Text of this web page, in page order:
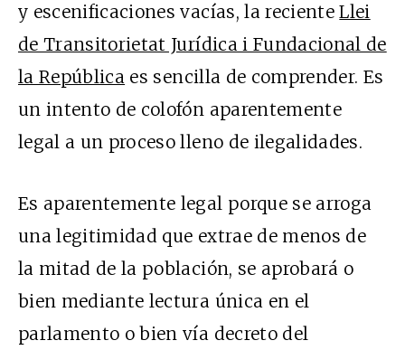
y escenificaciones vacías, la recienteLlei
de Transitorietat Jurídica i Fundacional de
la República es sencilla de comprender. Es
un intento de colofón aparentemente
legal a un proceso lleno de ilegalidades.
Es aparentemente legal porque se arroga
una legitimidad que extrae de menos de
la mitad de la población, se aprobará o
bien mediante lectura única en el
parlamento o bien vía decreto del